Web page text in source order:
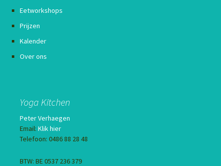
Eetworkshops
Prijzen
Kalender
Over ons
Yoga Kitchen
Peter Verhaegen
Email: Klik hier
Telefoon: 0486 88 28 48
BTW: BE 0537 236 379